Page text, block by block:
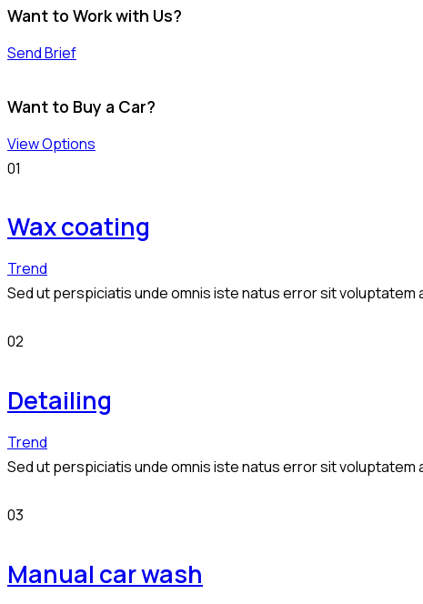
Want to Work with Us?
Send Brief
Want to Buy a Car?
View Options
01
Wax coating
Trend
Sed ut perspiciatis unde omnis iste natus error sit voluptatem
02
Detailing
Trend
Sed ut perspiciatis unde omnis iste natus error sit voluptatem
03
Manual car wash